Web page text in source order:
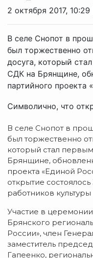
2 октября 2017, 10:29 |
В селе Снопот в
был торжественно
досуга, который
СДК на Брянщине,
партийного проекта
Символично, что
В селе Снопот в
был торжественно
который стал
Брянщине,
проекта «Единой
открытие
работников
Участие в
Брянского
России», член
заместитель
Гапеенко,